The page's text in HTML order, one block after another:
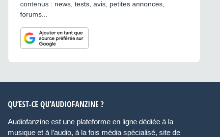
contenus : news, tests, avis, petites annonces,
forums...
QU’EST-CE QU’AUDIOFANZINE ?
Audiofanzine est une plateforme en ligne dédiée à la
musique et à l’audio, à la fois média spécialisé, site de